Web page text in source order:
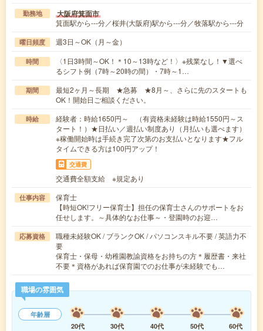
勤務地 大阪府箕面市
箕面駅から---分／桜井(大阪府)駅から---分／牧落駅から---分
曜日頻度 週3日～OK（月～金）
時間
〈1日3時間～OK！＊10～13時など！〉※残業なし！▼選べ
るシフト例（7時～20時の間）・7時～1…
期間
最短2ヶ月～長期 ★急募 ★8月～、さらに先のスタートも
OK！開始日ご相談ください。
時給
経験者：時給1650円～ （有資格未経験は時給1550円～ス
タート！）★日払い／週払い制度あり（月払いも選べます）
※稼働開始時は手続き完了次第のお支払いとなります★フル
タイムできる方は100円アップ！
交通費
交通費全額支給 ※規定あり
仕事内容
保育士
【時短OK!フリー保育士】担任の保育士さんのサポートをお
任せします。～具体的なお仕事～・登園時のお迎…
応募資格
職種未経験OK / ブランクOK / パソコンスキル不要 / 英語力不
要
保育士・保母・幼稚園教諭資格をお持ちの方＊履歴書・来社
不要＊資格があれば保育園でのお仕事が未経験でも…
職場の雰囲気
年齢層
20代
30代 40代 50代
60代